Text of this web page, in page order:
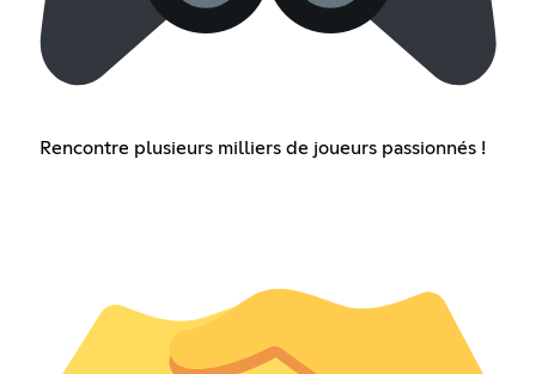
Rencontre plusieurs milliers de joueurs passionnés !